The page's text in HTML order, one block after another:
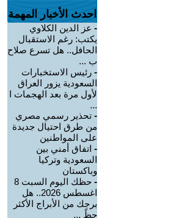
احدث الأخبار المهمة
- عز الدين الكلاوي
يكتب: رغم الاستقبال
الحافل.. هل تسرع صلاح
ب ...
- رئيس الاستخبارات
السعودية يزور العراق
لأول مرة بعد الهجمات ا
...
- تحذير رسمي مصري
من طرق احتيال جديدة
على المواطنين
- اتفاق أمني بين
السعودية وتركيا
وباكستان
-
حظك اليوم السبت 8
اغسطس 2026.. هل
برجك من الأبراج الأكثر
حظً ...